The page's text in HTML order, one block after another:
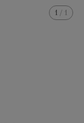
1 / 1